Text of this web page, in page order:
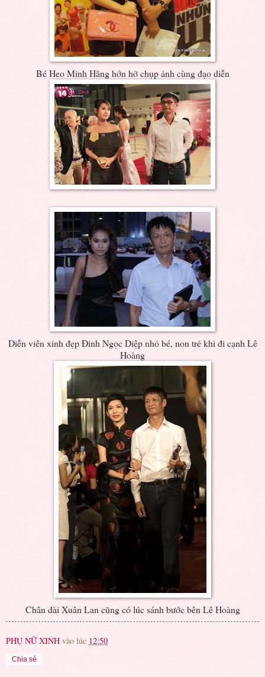
Bé Heo Minh Hằng hớn hở chụp ảnh cùng đạo diễn
Diễn viên xinh đẹp Đinh Ngọc Diệp nhỏ bé, non trẻ khi đi cạnh Lê
Hoàng
Chân dài Xuân Lan cũng có lúc sánh bước bên Lê Hoàng
PHỤ NỮ XINH vào lúc 12:50
Chia sẻ